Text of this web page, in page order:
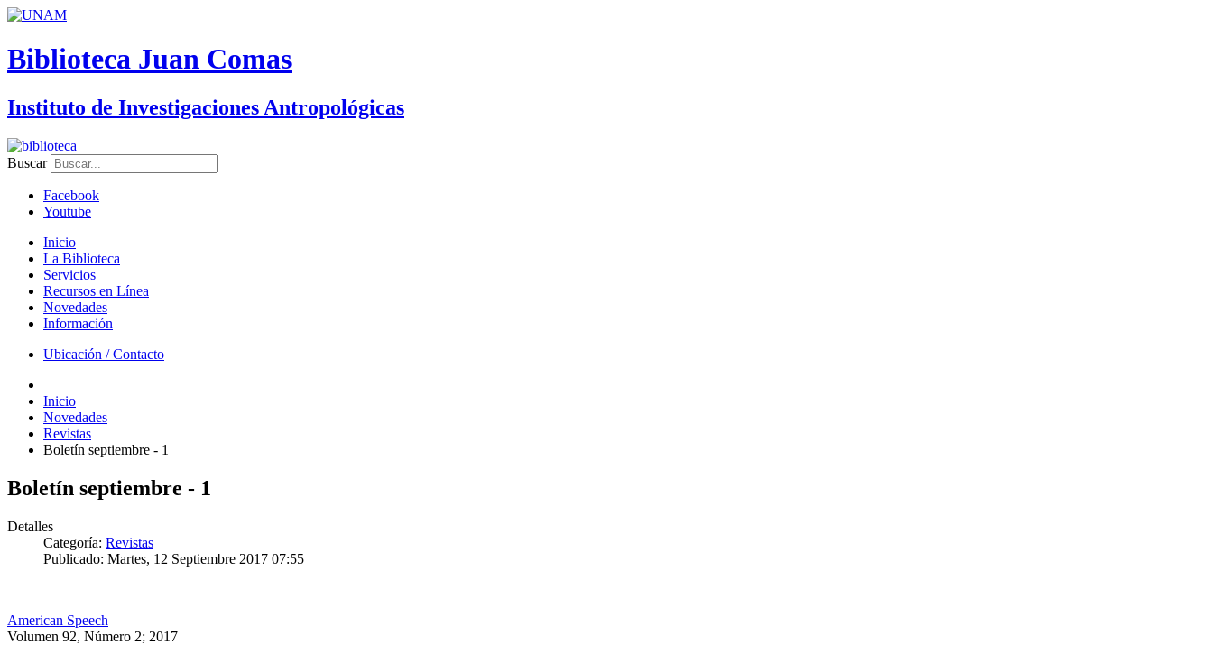
Biblioteca Juan Comas
Instituto de Investigaciones Antropológicas
Buscar
Facebook
Youtube
Inicio
La Biblioteca
Servicios
Recursos en Línea
Novedades
Información
Ubicación / Contacto
Inicio
Novedades
Revistas
Boletín septiembre - 1
Boletín septiembre - 1
Detalles
Categoría: Revistas
Publicado: Martes, 12 Septiembre 2017 07:55
American Speech
Volumen 92, Número 2; 2017